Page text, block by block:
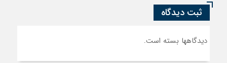
ثبت دیدگاه
دیدگاهها بسته است.